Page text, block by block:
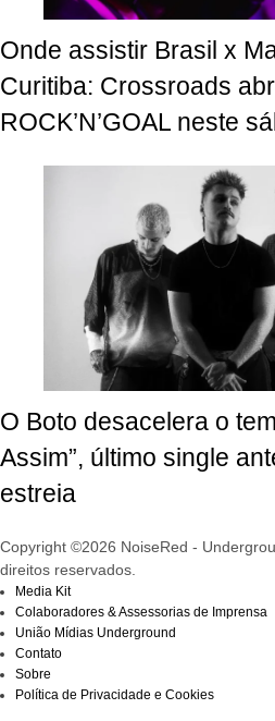
Onde assistir Brasil x
Curitiba: Crossroads
ROCK’N’GOAL neste
O Boto desacelera o
Assim”, último single
estreia
Copyright ©2026 NoiseRed -
direitos reservados.
Media Kit
Colaboradores & Assessorias de Imprensa
União Mídias Underground
Contato
Sobre
Política de Privacidade e Cookies